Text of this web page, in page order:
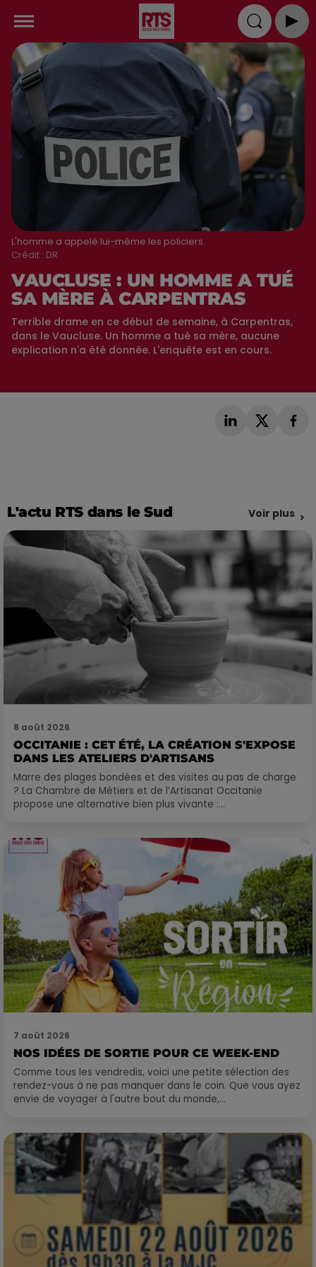
L'homme a appelé lui-même les policiers.
Crédit : DR
VAUCLUSE : UN HOMME A TUÉ
SA MÈRE À CARPENTRAS
Terrible drame en ce début de semaine, à Carpentras,
dans le Vaucluse. Un homme a tué sa mère, aucune
explication n'a été donnée. L'enquête est en cours.
L'actu RTS dans le Sud Voir plus
8 août 2026
OCCITANIE : CET ÉTÉ, LA CRÉATION S'EXPOSE
DANS LES ATELIERS D'ARTISANS
Marre des plages bondées et des visites au pas de charge
? La Chambre de Métiers et de l’Artisanat Occitanie
propose une alternative bien plus vivante :...
7 août 2026
NOS IDÉES DE SORTIE POUR CE WEEK-END
Comme tous les vendredis, voici une petite sélection des
rendez-vous à ne pas manquer dans le coin. Que vous ayez
envie de voyager à l'autre bout du monde,...